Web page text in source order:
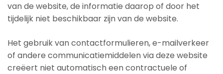
van de website, de informatie daarop of door het
tijdelijk niet beschikbaar zijn van de website.
Het gebruik van contactformulieren, e-mailverkeer
of andere communicatiemiddelen via deze website
creëert niet automatisch een contractuele of